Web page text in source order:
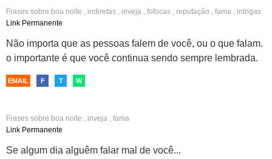
Frases sobre boa noite , indiretas , inveja , fofocas , reputação , fama , intrigas
Link Permanente
Não importa que as pessoas falem de você, ou o que falam.
o importante é que você continua sendo sempre lembrada.
EMAIL F T W
Frases sobre boa noite , inveja , fama
Link Permanente
Se algum dia alguêm falar mal de você...